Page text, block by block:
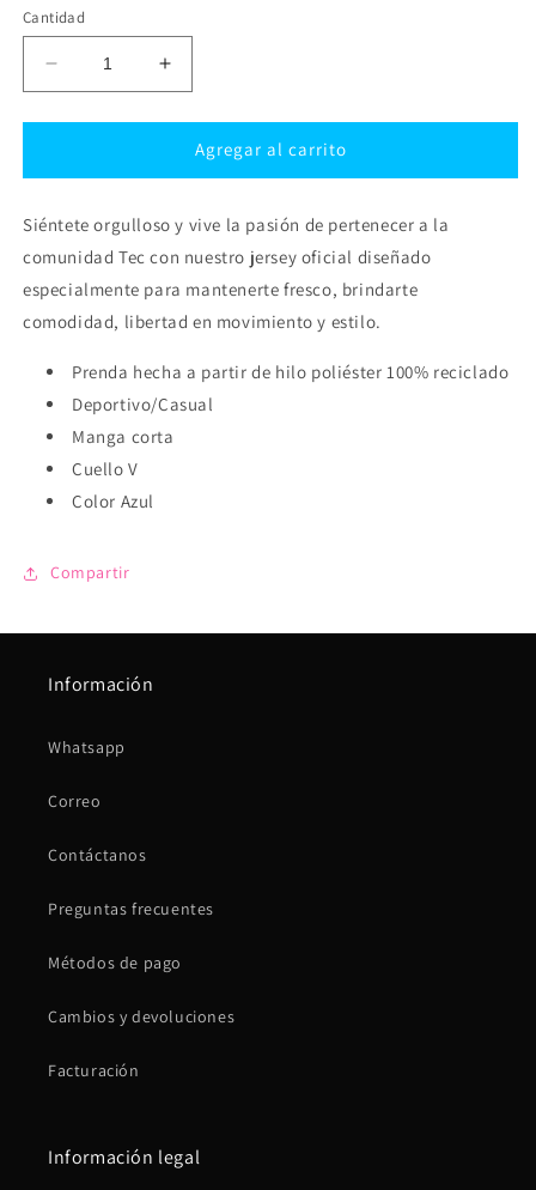
Cantidad
Reducir
cantidad
para
Oficial
Local
S/N
CM
Aumentar
cantidad
para
Jersey
Oficial
Local
S/N
CM
Agregar al carrito
Siéntete orgulloso y vive la pasión de pertenecer a la
comunidad Tec con nuestro jersey oficial diseñado
especialmente para mantenerte fresco, brindarte
comodidad, libertad en movimiento y estilo.
Prenda hecha a partir de hilo poliéster 100% reciclado
Deportivo/Casual
Manga corta
Cuello V
Color Azul
Compartir
Información
Whatsapp
Correo
Contáctanos
Preguntas frecuentes
Métodos de pago
Cambios y devoluciones
Facturación
Información legal